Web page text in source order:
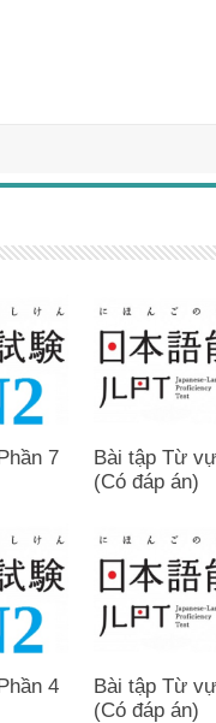
7
Bài tập Từ
(Có đáp án)
4
Bài tập Từ
(Có đáp án)